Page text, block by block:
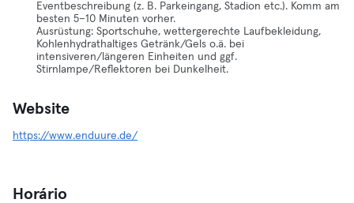
Eventbeschreibung (z. B. Parkeingang, Stadion etc.). Komm am
besten 5–10 Minuten vorher.
Ausrüstung: Sportschuhe, wettergerechte Laufbekleidung,
Kohlenhydrathaltiges Getränk/Gels o.ä. bei
intensiveren/längeren Einheiten und ggf.
Stirnlampe/Reflektoren bei Dunkelheit.
Website
https://www.enduure.de/
Horário